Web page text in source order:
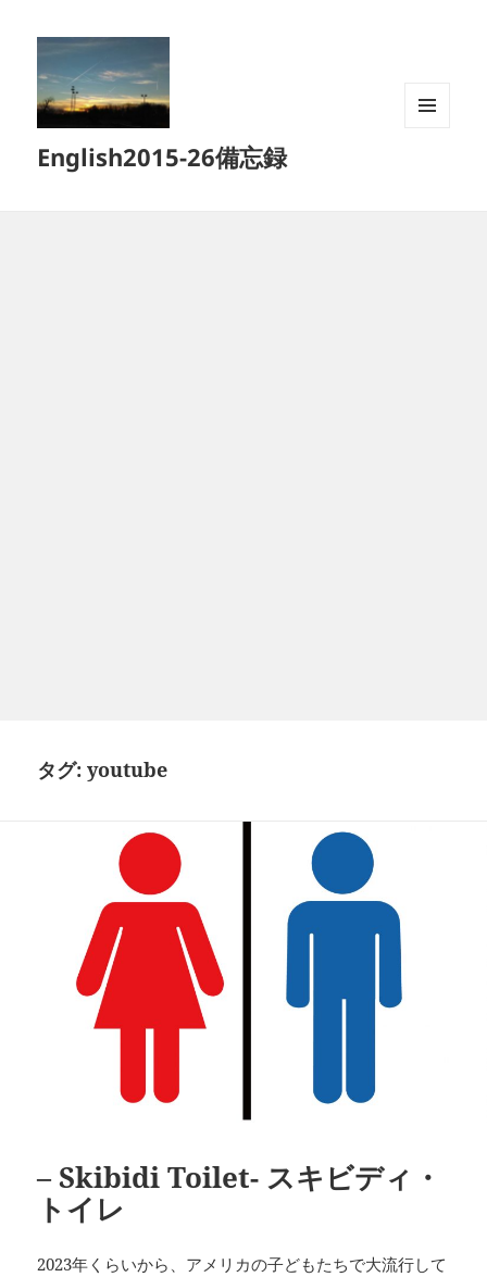
English2015-26備忘録
タグ:youtube
– Skibidi Toilet- スキビディ・
トイレ
2023年くらいから、アメリカの子どもたちで大流行して